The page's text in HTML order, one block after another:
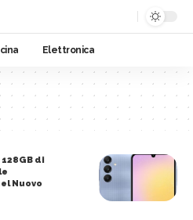
Elettronica
128GB di
Nuovo